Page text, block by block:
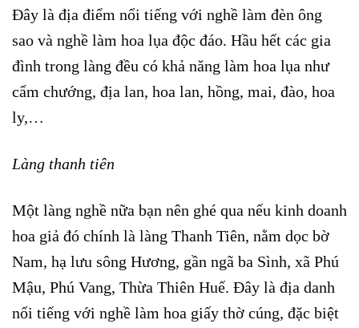
Đây là địa điểm nổi tiếng với nghề làm đèn ông
sao và nghề làm hoa lụa độc đáo. Hầu hết các gia
đình trong làng đều có khả năng làm hoa lụa như
cẩm chướng, địa lan, hoa lan, hồng, mai, đào, hoa
ly,…
Làng thanh tiên
Một làng nghề nữa bạn nên ghé qua nếu kinh doanh
hoa giả đó chính là làng Thanh Tiên, nằm dọc bờ
Nam, hạ lưu sông Hương, gần ngã ba Sình, xã Phú
Mậu, Phú Vang, Thừa Thiên Huế. Đây là địa danh
nổi tiếng với nghề làm hoa giấy thờ cúng, đặc biệt